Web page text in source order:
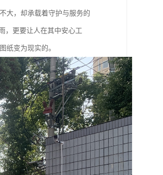
大，却承载着守护与服务的
，更要让人在其中安心工
纸变为现实的。